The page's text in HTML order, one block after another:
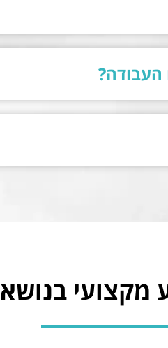
העבודה?
מקצועי בנושא